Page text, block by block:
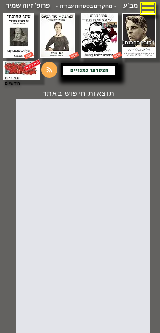
מב"ע - מחקרים בספרות עברית -פרופ' זיוה שמיר
( קובץ בהכנה )
הצטרפו כמנויים
ספרים
חדשים
תוצאות חיפוש באתר